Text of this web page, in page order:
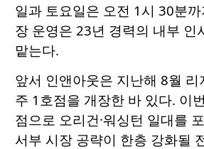
일과 토요일은 오전 1시 30분
장 운영은 23년 경력의 내부 인
맡는다.
앞서 인앤아웃은 지난해 8월 리
주 1호점을 개장한 바 있다. 이
점으로 오리건·워싱턴 일대를
서부 시장 공략이 한층 강화될